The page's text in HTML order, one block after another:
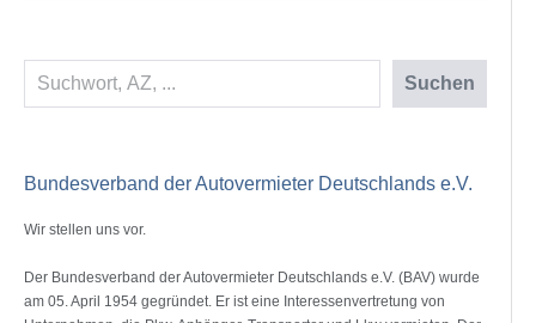
Suchen Suchen
Bundesverband der Autovermieter Deutschlands e.V.
Wir stellen uns vor.
Der Bundesverband der Autovermieter Deutschlands e.V. (BAV) wurde
am 05. April 1954 gegründet. Er ist eine Interessenvertretung von